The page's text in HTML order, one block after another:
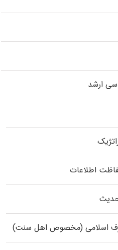
ارشد
اطلاعات
اسلامی (مخصوص اهل سنت)